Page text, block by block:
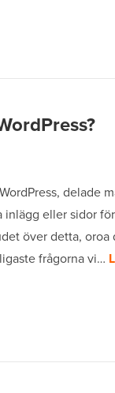
delade
inlägg eller sidor
över detta, oroa
frågorna vi…